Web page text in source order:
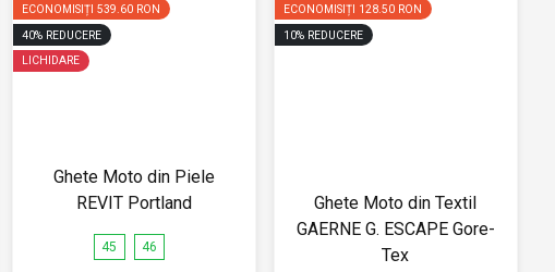
ECONOMISIȚI 539.60 RON
40% REDUCERE
LICHIDARE
Ghete Moto din Piele
REVIT Portland
45 46
ECONOMISIȚI 128.50 RON
10% REDUCERE
Ghete Moto din Textil
GAERNE G. ESCAPE Gore-
Tex